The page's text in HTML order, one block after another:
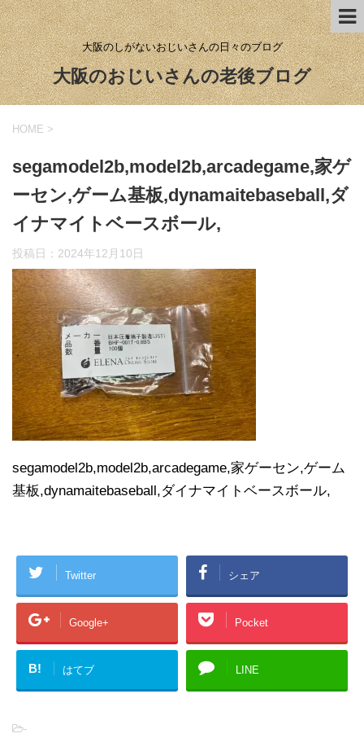
大阪のしがないおじいさんの日々のブログ
大阪のおじいさんの老後ブログ
HOME >
segamodel2b,model2b,arcadegame,家ゲ
ーセン,ゲーム基板,dynamaitebaseball,ダ
イナマイトベースボール,
投稿日： 2024年12月10日
segamodel2b,model2b,arcadegame,家ゲーセン,ゲーム
基板,dynamaitebaseball,ダイナマイトベースボール,
Twitter シェア
Google+ Pocket
B! はてブ LINE
-